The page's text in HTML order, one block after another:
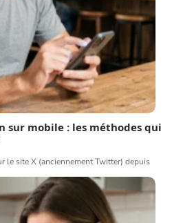
sur mobile : les méthodes qui
le site X (anciennement Twitter) depuis